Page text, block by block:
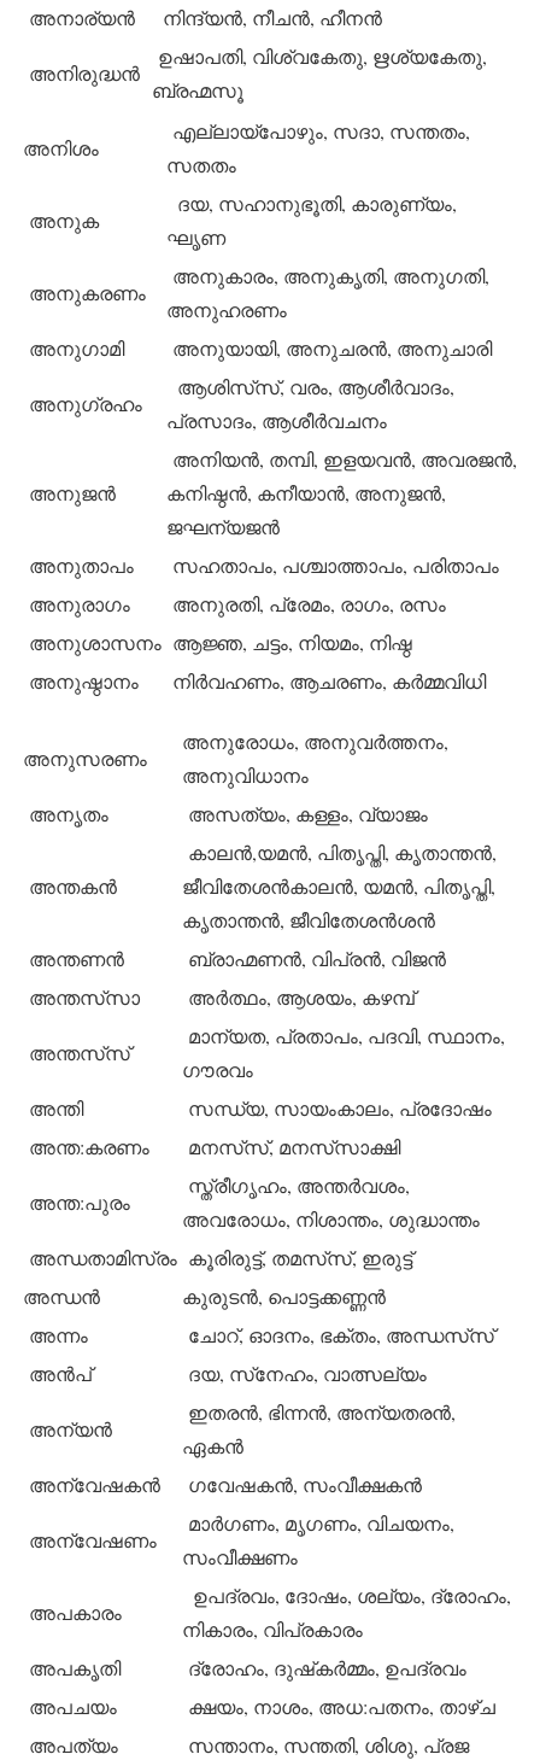
അനാര്യന്‍ നിന്ദ്യന്‍, നീചന്‍, ഹീനന്‍
അനിരുദ്ധന്‍
ഉഷാപതി, വിശ്വകേതു, ഋശ്യകേതു,
ബ്രഹ്മസൂ
അനിശം
എല്ലായ്‌പോഴും, സദാ, സന്തതം,
സതതം
അനുക
ദയ, സഹാനുഭൂതി, കാരുണ്യം,
ഘൃണ
അനുകരണം
അനുകാരം, അനുകൃതി, അനുഗതി,
അനുഹരണം
അനുഗാമി
അനുയായി, അനുചരന്‍, അനുചാരി
അനുഗ്രഹം
ആശിസ്‌സ്, വരം, ആശീര്‍വാദം,
പ്രസാദം, ആശീര്‍വചനം
അനുജന്‍
അനിയന്‍, തമ്പി, ഇളയവന്‍, അവരജന്‍,
കനിഷ്ഠന്‍, കനീയാന്‍, അനുജന്‍,
ജഘന്യജന്‍
അനുതാപം
സഹതാപം, പശ്ചാത്താപം, പരിതാപം
അനുരാഗം
അനുരതി, പ്രേമം, രാഗം, രസം
അനുശാസനം ആജ്ഞ, ചട്ടം, നിയമം, നിഷ്ഠ
അനുഷ്ഠാനം
നിര്‍വഹണം, ആചരണം, കര്‍മ്മവിധി
അനുസരണം
അനുരോധം, അനുവര്‍ത്തനം,
അനുവിധാനം
അനൃതം
അസത്യം, കള്ളം, വ്യാജം
അന്തകന്‍
കാലന്‍,യമന്‍, പിതൃപ്തി, കൃതാന്തന്‍,
ജീവിതേശന്‍കാലന്‍, യമന്‍, പിതൃപ്തി,
കൃതാന്തന്‍, ജീവിതേശന്‍ശന്‍
അന്തണന്‍
ബ്രാഹ്മണന്‍, വിപ്രന്‍, വിജന്‍
അന്തസ്‌സാ
അര്‍ത്ഥം, ആശയം, കഴമ്പ്
അന്തസ്‌സ്
മാന്യത, പ്രതാപം, പദവി, സ്ഥാനം,
ഗൗരവം
അന്തി
സന്ധ്യ, സായംകാലം, പ്രദോഷം
അന്ത:കരണം
മനസ്‌സ്, മനസ്‌സാക്ഷി
അന്ത:പുരം
സ്ത്രീഗൃഹം, അന്തര്‍വശം,
അവരോധം, നിശാന്തം, ശുദ്ധാന്തം
അന്ധതാമിസ്രം കൂരിരുട്ട്, തമസ്‌സ്, ഇരുട്ട്
അന്ധന്‍
കുരുടന്‍, പൊട്ടക്കണ്ണന്‍
അന്നം
ചോറ്, ഓദനം, ഭക്തം, അന്ധസ്‌സ്
അന്‍പ്
ദയ, സ്‌നേഹം, വാത്സല്യം
അന്യന്‍
ഇതരന്‍, ഭിന്നന്‍, അന്യതരന്‍,
ഏകന്‍
അന്വേഷകന്‍
ഗവേഷകന്‍, സംവീക്ഷകന്‍
അന്വേഷണം
മാര്‍ഗണം, മൃഗണം, വിചയനം,
സംവീക്ഷണം
അപകാരം
ഉപദ്രവം, ദോഷം, ശല്യം, ദ്രോഹം,
നികാരം, വിപ്രകാരം
അപകൃതി
ദ്രോഹം, ദുഷ്‌കര്‍മ്മം, ഉപദ്രവം
അപചയം
ക്ഷയം, നാശം, അധ:പതനം, താഴ്ച
അപത്യം
സന്താനം, സന്തതി, ശിശു, പ്രജ